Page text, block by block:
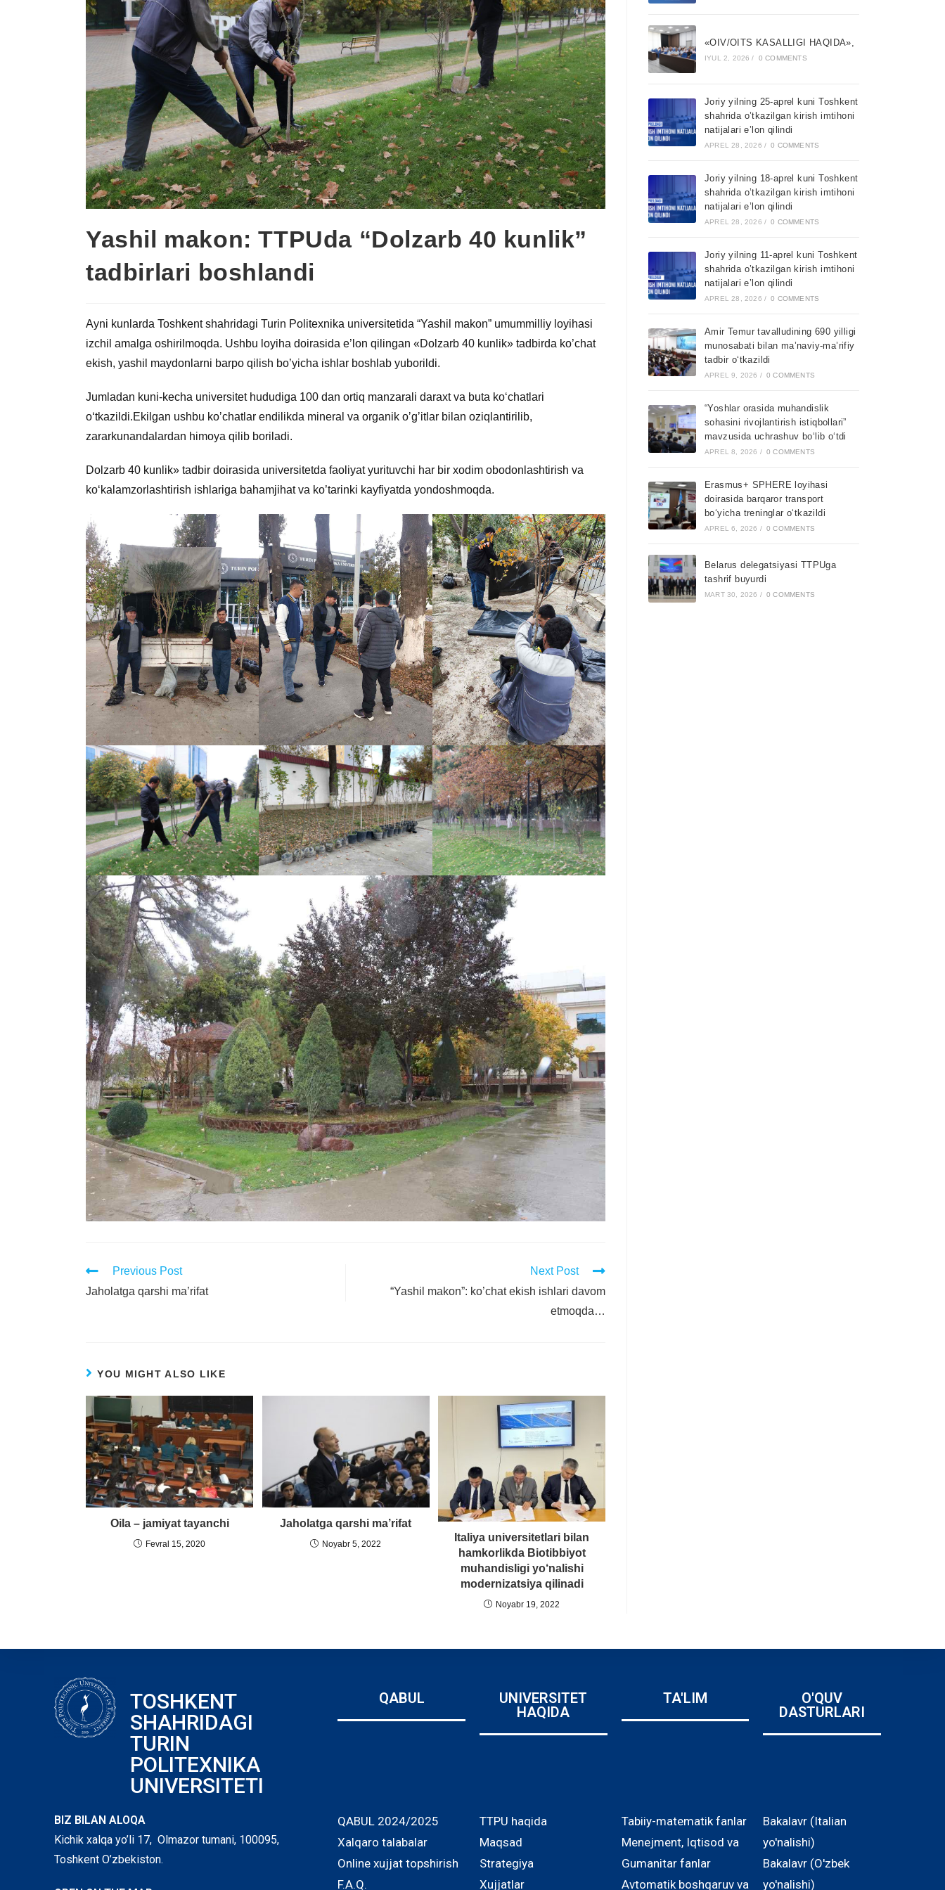
Yashil makon: TTPUda “Dolzarb 40 kunlik”
tadbirlari boshlandi
Ayni kunlarda Toshkent shahridagi Turin Politexnika universitetida “Yashil makon” umummilliy loyihasi
izchil amalga oshirilmoqda. Ushbu loyiha doirasida e’lon qilingan «Dolzarb 40 kunlik» tadbirda ko’chat
ekish, yashil maydonlarni barpo qilish bo’yicha ishlar boshlab yuborildi.
Jumladan kuni-kecha universitet hududiga 100 dan ortiq manzarali daraxt va buta ko‘chatlari
o‘tkazildi.Ekilgan ushbu koʼchatlar endilikda mineral va organik oʼgʼitlar bilan oziqlantirilib,
zararkunandalardan himoya qilib boriladi.
Dolzarb 40 kunlik» tadbir doirasida universitetda faoliyat yurituvchi har bir xodim obodonlashtirish va
ko‘kalamzorlashtirish ishlariga bahamjihat va ko’tarinki kayfiyatda yondoshmoqda.
Previous Post
Jaholatga qarshi ma’rifat
Next Post
“Yashil makon”: ko’chat ekish ishlari davom
etmoqda…
YOU MIGHT ALSO LIKE
Oila – jamiyat tayanchi
Fevral 15, 2020
Jaholatga qarshi ma’rifat
Noyabr 5, 2022
Italiya universitetlari bilan
hamkorlikda Biotibbiyot
muhandisligi yo‘nalishi
modernizatsiya qilinadi
Noyabr 19, 2022
«OIV/OITS KASALLIGI HAQIDA»,
IYUL 2, 2026 / 0 COMMENTS
Joriy yilning 25-aprel kuni Toshkent
shahrida o’tkazilgan kirish imtihoni
natijalari e’lon qilindi
APREL 28, 2026 / 0 COMMENTS
Joriy yilning 18-aprel kuni Toshkent
shahrida o’tkazilgan kirish imtihoni
natijalari e’lon qilindi
APREL 28, 2026 / 0 COMMENTS
Joriy yilning 11-aprel kuni Toshkent
shahrida o’tkazilgan kirish imtihoni
natijalari e’lon qilindi
APREL 28, 2026 / 0 COMMENTS
Amir Temur tavalludining 690 yilligi
munosabati bilan ma’naviy-ma’rifiy
tadbir o‘tkazildi
APREL 9, 2026 / 0 COMMENTS
“Yoshlar orasida muhandislik
sohasini rivojlantirish istiqbollari”
mavzusida uchrashuv bo‘lib o‘tdi
APREL 8, 2026 / 0 COMMENTS
Erasmus+ SPHERE loyihasi
doirasida barqaror transport
bo‘yicha treninglar o‘tkazildi
APREL 6, 2026 / 0 COMMENTS
Belarus delegatsiyasi TTPUga
tashrif buyurdi
MART 30, 2026 / 0 COMMENTS
TOSHKENT
SHAHRIDAGI
TURIN
POLITEXNIKA
UNIVERSITETI
QABUL
UNIVERSITET
HAQIDA
TA'LIM
O'QUV
DASTURLARI
BIZ BILAN ALOQA
Kichik xalqa yo’li 17, Olmazor tumani, 100095,
Toshkent O’zbekiston.
QABUL 2024/2025
Xalqaro talabalar
Online xujjat topshirish
F.A.Q.
TTPU haqida
Maqsad
Strategiya
Xujjatlar
Tabiiy-matematik fanlar
Menejment, Iqtisod va
Gumanitar fanlar
Avtomatik boshqaruv va
Bakalavr (Italian
yo'nalishi)
Bakalavr (O'zbek
yo'nalishi)